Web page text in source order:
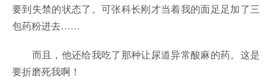
要到失禁的状态了。可张科长刚才当着我的面足足加了三
包药粉进去……
而且，他还给我吃了那种让尿道异常酸麻的药。这是
要折磨死我啊！